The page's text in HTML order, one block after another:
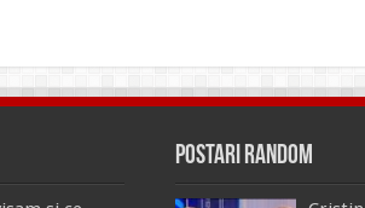
Postari Random